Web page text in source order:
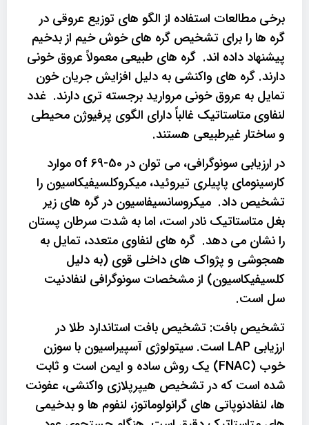
برخی مطالعات استفاده از الگو های توزیع عروقی در
گره ها را برای تشخیص گره های خوش خیم از بدخیم
پیشنهاد داده اند. گره های طبیعی معمولاً عروق خونی
دارند. گره های واکنشی به دلیل افزایش جریان خون
تمایل به عروق خونی مروارید برجسته تری دارند. غدد
لنفاوی متاستاتیک غالباً دارای الگوی پرفیوژن محیطی
و ساختار غیرطبیعی هستند.
در ارزیابی سونوگرافی، می توان در 50-69 of موارد
کارسینومای پاپیلری تیروئید، میکروکلسیفیکاسیون را
تشخیص داد. میکروسانسیفاسیون در گره های زیر
بغل متاستاتیک نادر است، اما به شدت سرطان پستان
را نشان می دهد. گره های لنفاوی متعدد، تمایل به
همجوشی و پژواک های داخلی قوی (به دلیل
کلسیفیکاسیون) از مشخصات سونوگرافی لنفادنیت
سل است.
تشخیص بافت: تشخیص بافت استاندارد طلا در
ارزیابی LAP است. سیتولوژی آسپیراسیون با سوزن
خوب (FNAC) یک روش ساده و ایمن است و ثابت
شده است که در تشخیص هیپرپلازی واکنشی، عفونت
ها، لنفادنوپاتی های گرانولوماتوز، لنفوم ها و بدخیمی